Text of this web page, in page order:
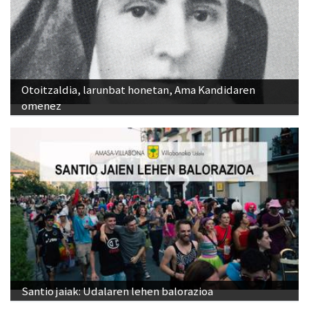
Otoitzaldia, larunbat honetan, Ama Kandidaren
omenez
Santio jaiak: Udalaren lehen balorazioa